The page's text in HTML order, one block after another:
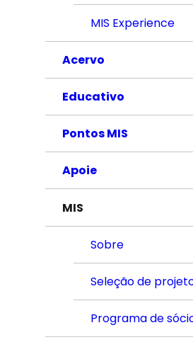
MIS Experience
Acervo
Educativo
Pontos MIS
Apoie
MIS
Sobre
Seleção de
Programa de